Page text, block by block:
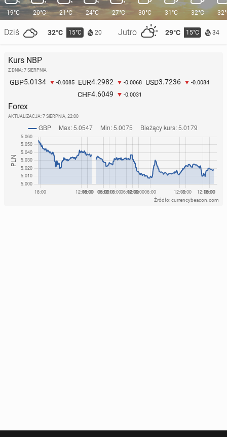
19°C
Dziś 32°C 15°C 20 Jutro 29°C 15°C 34
20°C 21°C 24°C 27°C 30°C 31°C 32°C
Kurs NBP
Z DNIA: 7 SIERPNIA
GBP5.0134 -0.0085 EUR4.2982 -0.0068 USD3.7236 -0.0084
CHF4.6049 -0.0031
Forex
AKTUALIZACJA: 7 SIERPNIA, 22:00
Źródło: currencybeacon.com